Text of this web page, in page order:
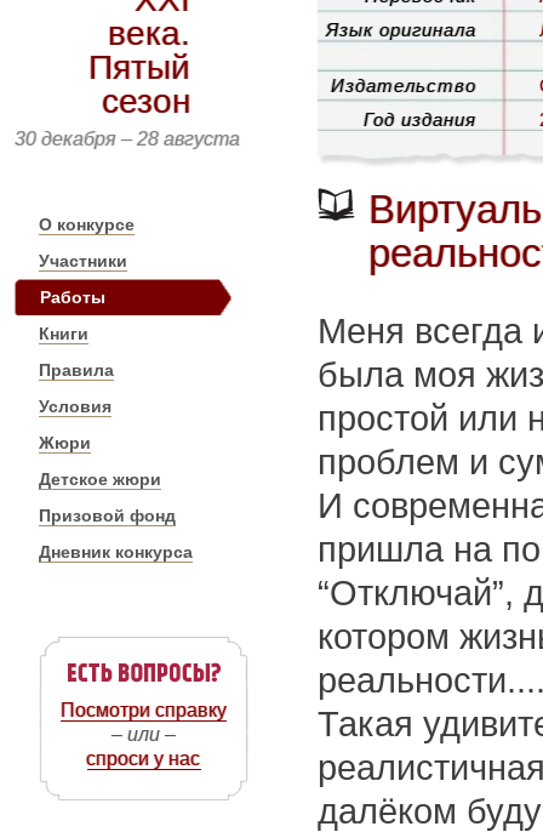
века.
Пятый
сезон
30 декабря – 28 августа
О конкурсе
Участники
Работы
Книги
Правила
Условия
Жюри
Детское жюри
Призовой фонд
Дневник конкурса
Посмотри справку
– или –
спроси у нас
Язык оригинала
Издательство
Год издания
Меня всегда
была моя
простой или
проблем и
И
пришла на
“Отключай”,
котором
Такая
далёком